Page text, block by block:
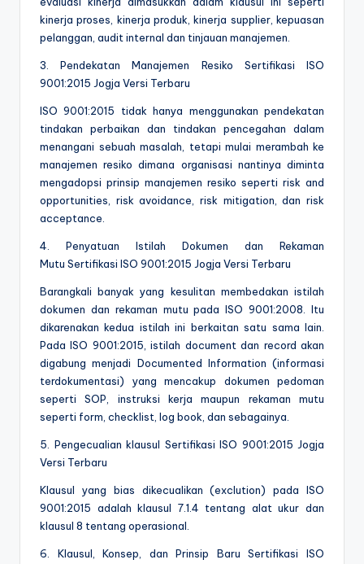
kinerja proses, kinerja produk, kinerja supplier, kepuasan
pelanggan, audit internal dan tinjauan manajemen.
3. Pendekatan Manajemen Resiko Sertifikasi ISO
9001:2015 Jogja Versi Terbaru
ISO 9001:2015 tidak hanya menggunakan pendekatan
tindakan perbaikan dan tindakan pencegahan dalam
menangani sebuah masalah, tetapi mulai merambah ke
manajemen resiko dimana organisasi nantinya diminta
mengadopsi prinsip manajemen resiko seperti risk and
opportunities, risk avoidance, risk mitigation, dan risk
acceptance.
4. Penyatuan Istilah Dokumen dan Rekaman
Mutu Sertifikasi ISO 9001:2015 Jogja Versi Terbaru
Barangkali banyak yang kesulitan membedakan istilah
dokumen dan rekaman mutu pada ISO 9001:2008. Itu
dikarenakan kedua istilah ini berkaitan satu sama lain.
Pada ISO 9001:2015, istilah document dan record akan
digabung menjadi Documented Information (informasi
terdokumentasi) yang mencakup dokumen pedoman
seperti SOP, instruksi kerja maupun rekaman mutu
seperti form, checklist, log book, dan sebagainya.
5. Pengecualian klausul Sertifikasi ISO 9001:2015 Jogja
Versi Terbaru
Klausul yang bias dikecualikan (exclution) pada ISO
9001:2015 adalah klausul 7.1.4 tentang alat ukur dan
klausul 8 tentang operasional.
6. Klausul, Konsep, dan Prinsip Baru Sertifikasi ISO